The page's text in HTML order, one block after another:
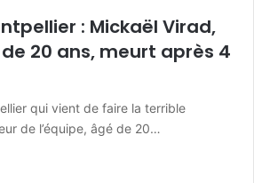
: Mickaël Virad,
20 ans, meurt après 4
qui vient de faire la terrible
de l’équipe, âgé de 20…